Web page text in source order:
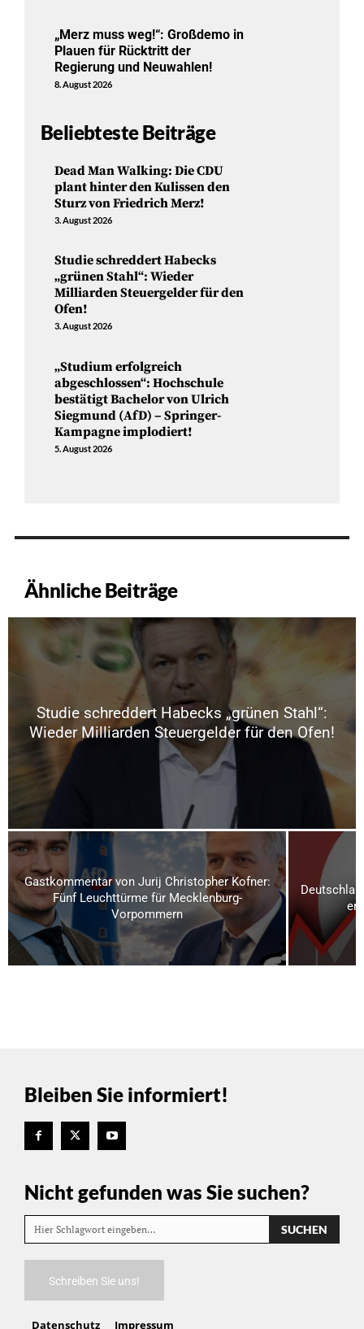
„Merz muss weg!“: Großdemo in
Plauen für Rücktritt der
Regierung und Neuwahlen!
8. August 2026
Beliebteste Beiträge
Dead Man Walking: Die CDU
plant hinter den Kulissen den
Sturz von Friedrich Merz!
3. August 2026
Studie schreddert Habecks
„grünen Stahl“: Wieder
Milliarden Steuergelder für den
Ofen!
3. August 2026
„Studium erfolgreich
abgeschlossen“: Hochschule
bestätigt Bachelor von Ulrich
Siegmund (AfD) – Springer-
Kampagne implodiert!
5. August 2026
Ähnliche Beiträge
Studie schreddert Habecks „grünen Stahl“:
Wieder Milliarden Steuergelder für den Ofen!
Gastkommentar von Jurij Christopher Kofner:
Fünf Leuchttürme für Mecklenburg-
Vorpommern
Bleiben Sie informiert!
Nicht gefunden was Sie suchen?
Hier Schlagwort eingeben… SUCHEN
Schreiben Sie uns!
Datenschutz Impressum